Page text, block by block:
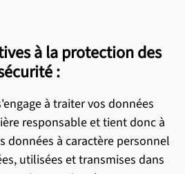
à la protection des
:
à traiter vos données
responsable et tient donc à
données à caractère personnel
utilisées et transmises dans